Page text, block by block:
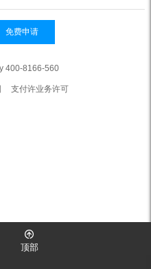
免费申请
400-8166-560
支付许业务许可
顶部